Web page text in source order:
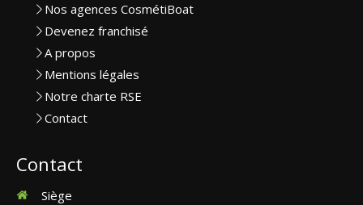
Nos agences CosmétiBoat
Devenez franchisé
A propos
Mentions légales
Notre charte RSE
Contact
Contact
Siège